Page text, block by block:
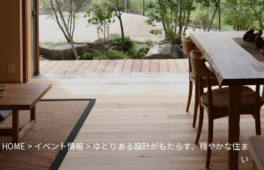
HOME>イベント情報>ゆとりある設計がもたらす、穏やかな住ま
い